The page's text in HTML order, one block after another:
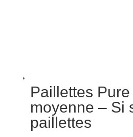
Paillettes
moyenne – Si
paillettes